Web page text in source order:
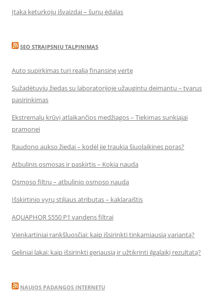
Įtaka keturkojų išvaizdai – šunų ėdalas
SEO STRAIPSNIU TALPINIMAS
Auto supirkimas turi realią finansinę vertę
Sužadėtuvių žiedas su laboratorijoje užaugintu deimantu – tvarus
pasirinkimas
Ekstremalų krūvį atlaikančios medžiagos – Tiekimas sunkiajai
pramonei
Raudono aukso žiedai – kodėl jie traukia šiuolaikines poras?
Atbulinis osmosas ir paskirtis – Kokia nauda
Osmoso filtrų – atbulinio osmoso nauda
Išskirtinio vyrų stiliaus atributas – kaklaraištis
AQUAPHOR S550 P1 vandens filtrai
Vienkartiniai rankšluosčiai: kaip išsirinkti tinkamiausią variantą?
Geliniai lakai: kaip išsirinkti geriausią ir užtikrinti ilgalaikį rezultatą?
NAUJOS PADANGOS INTERNETU